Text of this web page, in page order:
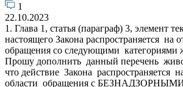
1
22.10.2023
1. Глава 1, статья (параграф) 3, элемент
настоящего Закона распространяется на
обращения со следующими категориями
Прошу дополнить данный перечень
что действие Закона распространяется
области обращения с